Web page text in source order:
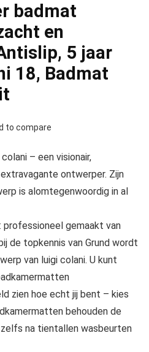
badmat
en
5 jaar
18, Badmat
to compare
– een visionair,
ontwerper. Zijn
is alomtegenwoordig in al
professioneel gemaakt van
de topkennis van Grund wordt
van luigi colani. U kunt
zien hoe echt jij bent – kies
behouden de
zelfs na tientallen wasbeurten